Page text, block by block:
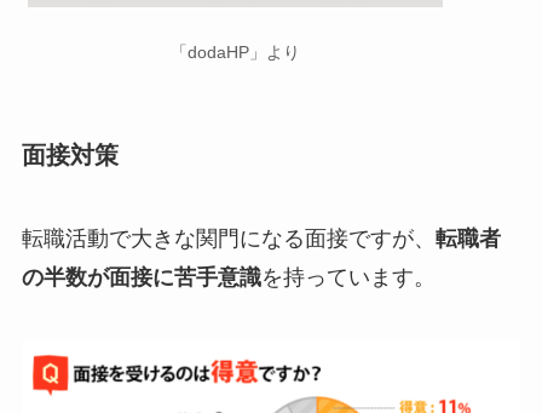
「dodaHP」より
面接対策
転職活動で大きな関門になる面接ですが、 転職者
の半数が面接に苦手意識を持っています。